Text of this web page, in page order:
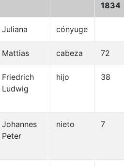
1834
Juliana cónyuge
Mattias cabeza 72
Friedrich
Ludwig
hijo 38
Johannes
Peter
nieto 7